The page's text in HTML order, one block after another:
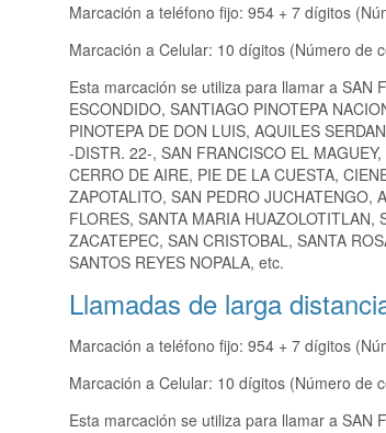
Marcación a teléfono fijo: 954 + 7 dígitos
Marcación a Celular: 10 dígitos (Número de
Esta marcación se utiliza para llamar a SAN
ESCONDIDO, SANTIAGO PINOTEPA
PINOTEPA DE DON LUIS, AQUILES
-DISTR. 22-, SAN FRANCISCO EL
CERRO DE AIRE, PIE DE LA CUESTA,
ZAPOTALITO, SAN PEDRO JUCHATENGO,
FLORES, SANTA MARIA HUAZOLOTITLAN,
ZACATEPEC, SAN CRISTOBAL, SANTA
SANTOS REYES NOPALA, etc.
Llamadas de larga
Marcación a teléfono fijo: 954 + 7 dígitos
Marcación a Celular: 10 dígitos (Número de
Esta marcación se utiliza para llamar a SAN